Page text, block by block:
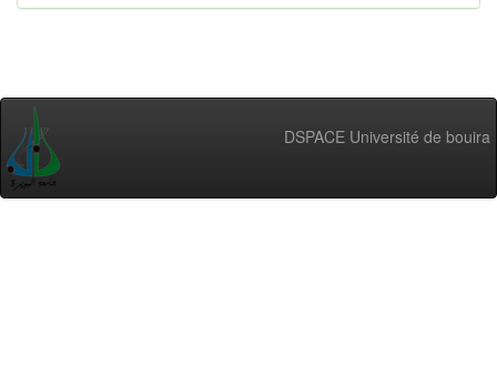
DSPACE Université de bouira